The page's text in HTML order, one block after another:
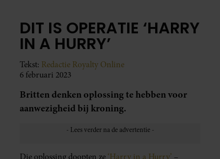
DIT IS OPERATIE ‘HARRY
IN A HURRY’
Tekst: Redactie Royalty Online
6 februari 2023
Britten denken oplossing te hebben voor
aanwezigheid bij kroning.
Die oplossing doopten ze ‘Harry in a Hurry’ –